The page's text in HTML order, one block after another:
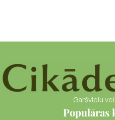
Garšvielu
Populāras